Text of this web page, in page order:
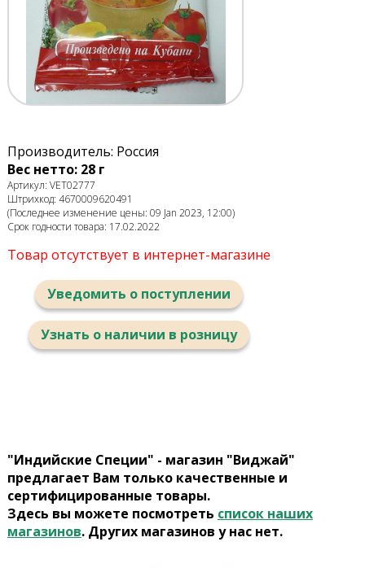
Производитель: Россия
Вес нетто: 28 г
Артикул: VET02777
Штрихкод: 4670009620491
(Последнее изменение цены: 09 Jan 2023, 12:00)
Срок годности товара: 17.02.2022
Товар отсутствует в интернет-магазине
Уведомить о поступлении
Узнать о наличии в розницу
"Индийские Специи" - магазин "Виджай"
предлагает Вам только качественные и
сертифицированные товары.
Здесь вы можете посмотреть список наших
магазинов. Других магазинов у нас нет.